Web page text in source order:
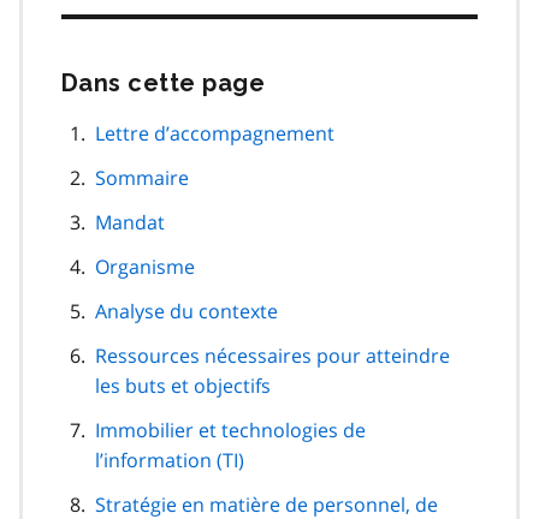
Dans cette page
navigation
Lettre d’accompagnement
Sommaire
Mandat
Organisme
Analyse du contexte
Ressources nécessaires pour atteindre
les buts et objectifs
Immobilier et technologies de
l’information (TI)
Stratégie en matière de personnel, de